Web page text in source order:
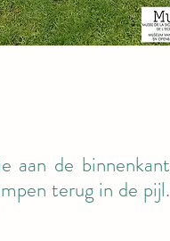
aan de binnenkant
terug in de pijl.